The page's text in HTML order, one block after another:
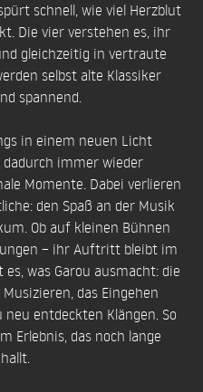
schnell, wie viel Herzblut
Die vier verstehen es, ihr
gleichzeitig in vertraute
selbst alte Klassiker
spannend.
in einem neuen Licht
immer wieder
Momente. Dabei verlieren
den Spaß an der Musik
Ob auf kleinen Bühnen
– ihr Auftritt bleibt im
was Garou ausmacht: die
das Eingehen
entdeckten Klängen. So
Erlebnis, das noch lange